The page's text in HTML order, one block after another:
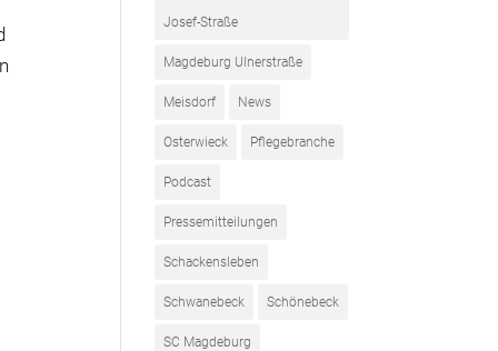
Josef-Straße
Magdeburg Ulnerstraße
Meisdorf News
Osterwieck Pflegebranche
Podcast
Pressemitteilungen
Schackensleben
Schwanebeck Schönebeck
SC Magdeburg